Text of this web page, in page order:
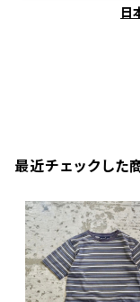
日
最近チェックした